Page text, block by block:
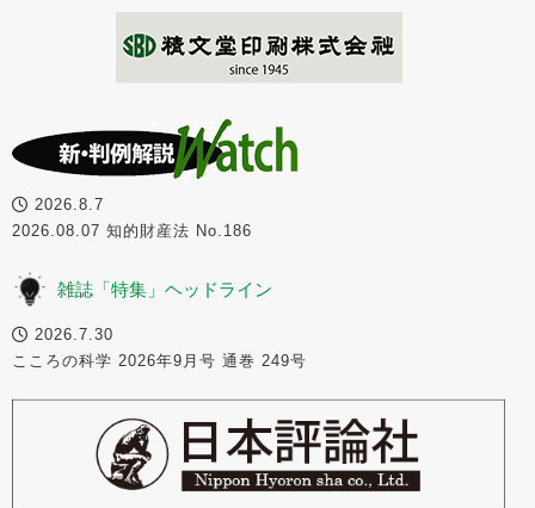
2026.8.7
2026.08.07 知的財産法 No.186
雑誌「特集」ヘッドライン
2026.7.30
こころの科学 2026年9月号 通巻 249号